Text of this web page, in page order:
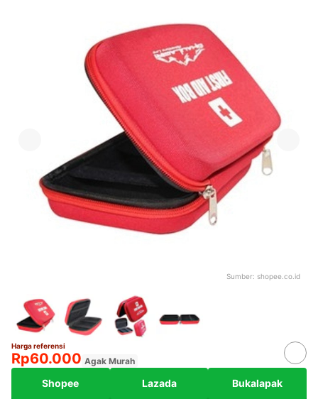
Sumber: shopee.co.id
Harga referensi
Rp60.000 Agak Murah
Shopee Lazada Bukalapak